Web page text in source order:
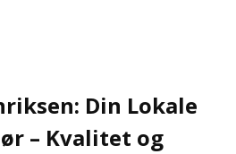
Din Lokale
– Kvalitet og